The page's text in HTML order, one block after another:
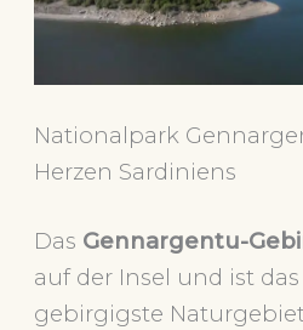
Nationalpark
Herzen Sardiniens
Das Gennargentu-
auf der Insel und ist
gebirgigste